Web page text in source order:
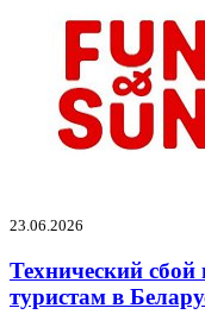
23.06.2026
Технический
туристам в